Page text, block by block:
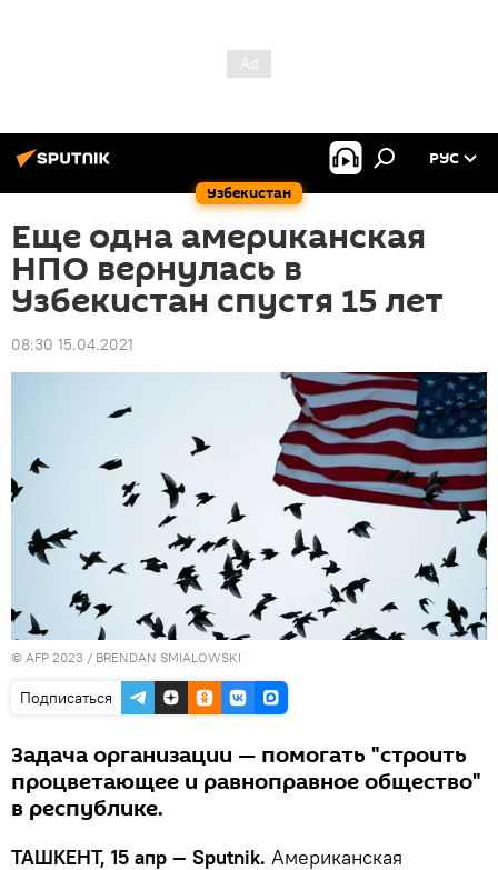
Узбекистан
РУС
Еще одна американская
НПО вернулась в
Узбекистан спустя 15 лет
08:30 15.04.2021
© AFP 2023 / BRENDAN SMIALOWSKI
Подписаться
Задача организации — помогать "строить
процветающее и равноправное общество"
в республике.
ТАШКЕНТ, 15 апр — Sputnik. Американская